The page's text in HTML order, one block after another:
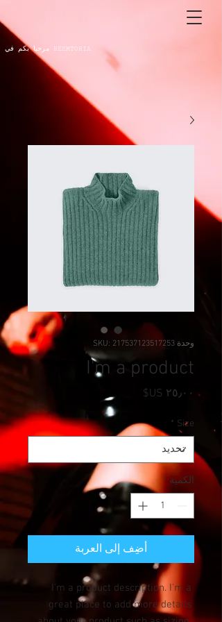
مرحبا بكم في REEMTORIA
وحدة SKU: 217537123517253
I'm a product
Size
*
الكمية *
أضِف إلى العربة
I'm a product description. I'm a
great place to add more details